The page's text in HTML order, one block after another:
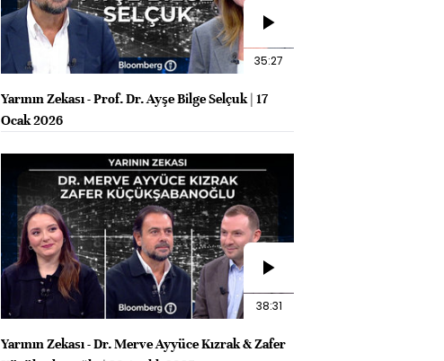
35:27
Yarının Zekası - Prof. Dr. Ayşe Bilge Selçuk | 17
Ocak 2026
38:31
Yarının Zekası - Dr. Merve Ayyüce Kızrak & Zafer